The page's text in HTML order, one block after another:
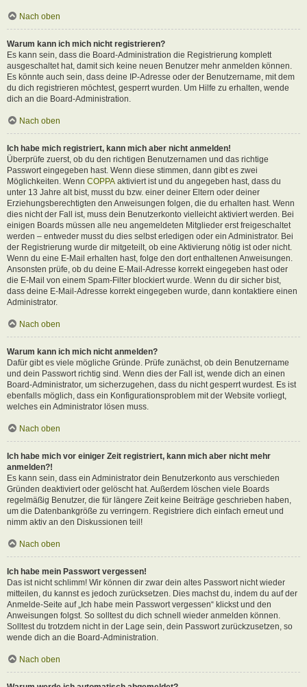
Nach oben
Warum kann ich mich nicht registrieren?
Es kann sein, dass die Board-Administration die Registrierung komplett
ausgeschaltet hat, damit sich keine neuen Benutzer mehr anmelden können.
Es könnte auch sein, dass deine IP-Adresse oder der Benutzername, mit dem
du dich registrieren möchtest, gesperrt wurden. Um Hilfe zu erhalten, wende
dich an die Board-Administration.
Nach oben
Ich habe mich registriert, kann mich aber nicht anmelden!
Überprüfe zuerst, ob du den richtigen Benutzernamen und das richtige
Passwort eingegeben hast. Wenn diese stimmen, dann gibt es zwei
Möglichkeiten. Wenn COPPA aktiviert ist und du angegeben hast, dass du
unter 13 Jahre alt bist, musst du bzw. einer deiner Eltern oder deiner
Erziehungsberechtigten den Anweisungen folgen, die du erhalten hast. Wenn
dies nicht der Fall ist, muss dein Benutzerkonto vielleicht aktiviert werden. Bei
einigen Boards müssen alle neu angemeldeten Mitglieder erst freigeschaltet
werden – entweder musst du dies selbst erledigen oder ein Administrator. Bei
der Registrierung wurde dir mitgeteilt, ob eine Aktivierung nötig ist oder nicht.
Wenn du eine E-Mail erhalten hast, folge den dort enthaltenen Anweisungen.
Ansonsten prüfe, ob du deine E-Mail-Adresse korrekt eingegeben hast oder
die E-Mail von einem Spam-Filter blockiert wurde. Wenn du dir sicher bist,
dass deine E-Mail-Adresse korrekt eingegeben wurde, dann kontaktiere einen
Administrator.
Nach oben
Warum kann ich mich nicht anmelden?
Dafür gibt es viele mögliche Gründe. Prüfe zunächst, ob dein Benutzername
und dein Passwort richtig sind. Wenn dies der Fall ist, wende dich an einen
Board-Administrator, um sicherzugehen, dass du nicht gesperrt wurdest. Es ist
ebenfalls möglich, dass ein Konfigurationsproblem mit der Website vorliegt,
welches ein Administrator lösen muss.
Nach oben
Ich habe mich vor einiger Zeit registriert, kann mich aber nicht mehr
anmelden?!
Es kann sein, dass ein Administrator dein Benutzerkonto aus verschieden
Gründen deaktiviert oder gelöscht hat. Außerdem löschen viele Boards
regelmäßig Benutzer, die für längere Zeit keine Beiträge geschrieben haben,
um die Datenbankgröße zu verringern. Registriere dich einfach erneut und
nimm aktiv an den Diskussionen teil!
Nach oben
Ich habe mein Passwort vergessen!
Das ist nicht schlimm! Wir können dir zwar dein altes Passwort nicht wieder
mitteilen, du kannst es jedoch zurücksetzen. Dies machst du, indem du auf der
Anmelde-Seite auf „Ich habe mein Passwort vergessen“ klickst und den
Anweisungen folgst. So solltest du dich schnell wieder anmelden können.
Solltest du trotzdem nicht in der Lage sein, dein Passwort zurückzusetzen, so
wende dich an die Board-Administration.
Nach oben